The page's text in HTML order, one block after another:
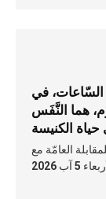
السّاعات، في
هما النَّفَس
الكنيسة
العامّة مع
2026